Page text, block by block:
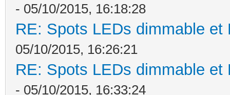
- 05/10/2015, 16:18:28
RE: Spots LEDs dimmable
05/10/2015, 16:26:21
RE: Spots LEDs dimmable
- 05/10/2015, 16:33:24